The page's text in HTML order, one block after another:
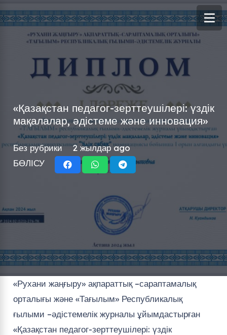
«Қазақстан педагог-зерттеушілері: үздік
мақалалар, әдістеме және инновация»
Без рубрики
2 жылдар ago
БӨЛІСУ
«Рухани жаңғыру» ақпараттық –сараптамалық
орталығы және «Тағылым» Республикалық
ғылыми –әдістемелік журналы ұйымдастырған
«Қазақстан педагог-зерттеушілері: үздік